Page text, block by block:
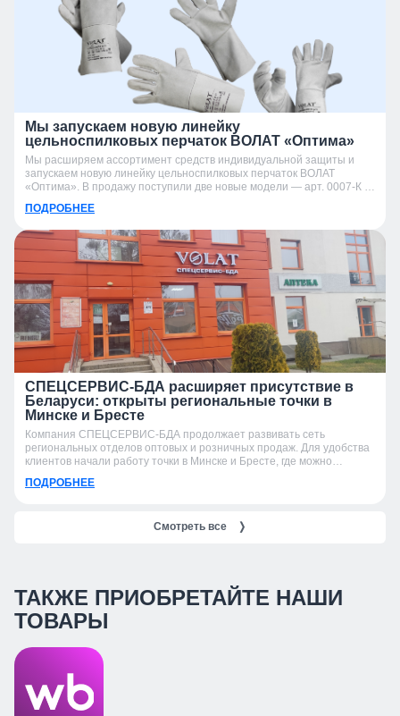
Мы запускаем новую линейку
цельноспилковых перчаток ВОЛАТ «Оптима»
Мы расширяем ассортимент средств индивидуальной защиты и
запускаем новую линейку цельноспилковых перчаток ВОЛАТ
«Оптима». В продажу поступили две новые модели — арт. 0007-К и
ПОДРОБНЕЕ
СПЕЦСЕРВИС-БДА расширяет присутствие в
Беларуси: открыты региональные точки в
Минске и Бресте
Компания СПЕЦСЕРВИС-БДА продолжает развивать сеть
региональных отделов оптовых и розничных продаж. Для удобства
клиентов начали работу точки в Минске и Бресте, где можно
ПОДРОБНЕЕ
Смотреть все ❭
ТАКЖЕ ПРИОБРЕТАЙТЕ НАШИ
ТОВАРЫ